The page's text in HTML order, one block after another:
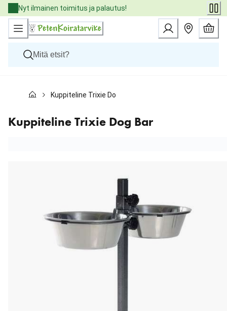
Skip
to
Content
Nyt ilmainen toimitus ja palautus!
Kissat
Eläinlääkäriruoat
Tuotemerkit
Kuppiteline Trixie Dog Bar
Kuppiteline Trixie Dog Bar